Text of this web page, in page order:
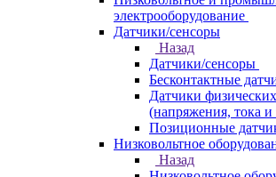
электрооборудование
Датчики/сенсоры
Назад
Датчики/сенсоры
Бесконтактные
Датчики
(напряжения, тока и
Позиционные
Низковольтное
Назад